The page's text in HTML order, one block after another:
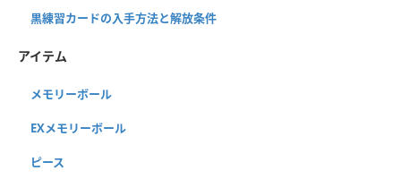
黒練習カードの入手方法と解放条件
アイテム
メモリーボール
EXメモリーボール
ピース